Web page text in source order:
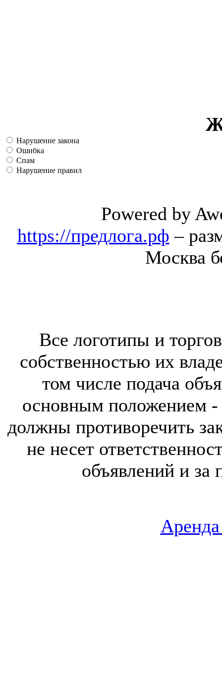
Нарушение закона
Ошибка
Спам
Нарушение правил
Powered by
https://предлога.рф –
Москва
Все логотипы и
собственностью их
том числе подача
основным положением -
должны противоречить
не несет
объявлений и за